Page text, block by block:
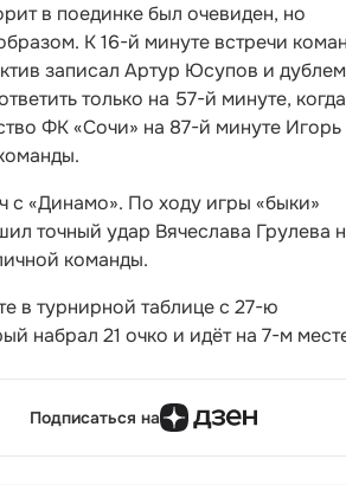
в поединке был очевиден, но
К 16-й минуте встречи
записал Артур Юсупов и дублем
только на 57-й минуте, когда
ФК «Сочи» на 87-й минуте Игорь
с «Динамо». По ходу игры «быки»
точный удар Вячеслава Грулева
команды.
в турнирной таблице с 27-ю
набрал 21 очко и идёт на 7-м
Подписаться на